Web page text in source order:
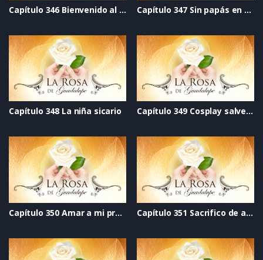
Capítulo 346 Bienvenido al SIDA Capítulo 347 Sin papás en casa
Capítulo 348 La niña sicario Capítulo 349 Cosplay salvemos al mundo
Capítulo 350 Amar a mi propia hermana Capítulo 351 Sacrifico de amor